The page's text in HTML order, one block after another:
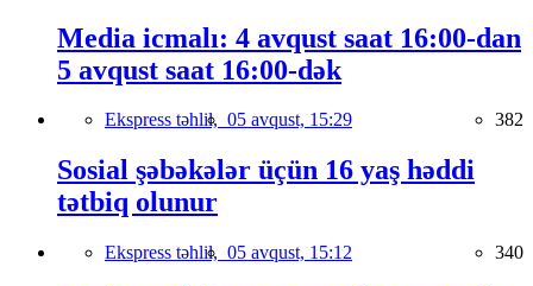
Media icmalı: 4 avqust saat 16:00-dan
5 avqust saat 16:00-dək
Ekspress təhlil, 05 avqust, 15:29 382
Sosial şəbəkələr üçün 16 yaş həddi
tətbiq olunur
Ekspress təhlil, 05 avqust, 15:12 340